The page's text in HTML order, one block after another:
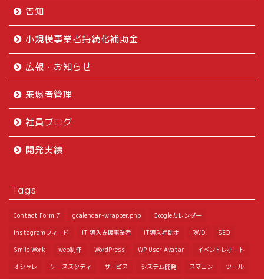
告知
小規模事業者持続化補助金
広報・お知らせ
来場者管理
社員ブログ
開発実績
Tags
Contact Form 7 gcalendar-wrapper.php Googleカレンダー
Instagramフィード IT 導入支援事業者 IT導入補助金 RWD SEO
Smile Work web制作 WordPress WP User Avatar イベントレポート
オシャレ ケーススタディ サービス システム開発 スマコン ツール